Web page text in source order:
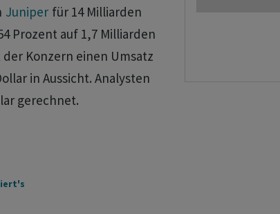
Juniper für 14 Milliarden
Prozent auf 1,7 Milliarden
Konzern einen Umsatz
in Aussicht. Analysten
gerechnet.